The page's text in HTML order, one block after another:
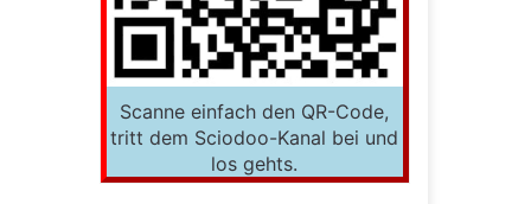
Scanne einfach den QR-Code,
tritt dem Sciodoo-Kanal bei und
los gehts.